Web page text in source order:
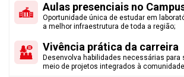
8 Educação Física Adaptada
9 Anatomia Humana
Aulas presenciais no
Oportunidade única de estudar em
a melhor infraestrutura de toda a região;
Vivência prática da carreira
Desenvolva habilidades necessárias para
meio de projetos integrados à